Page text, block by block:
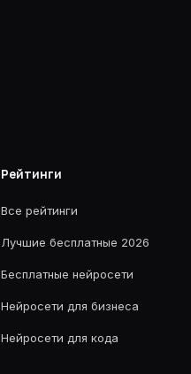
Рейтинги
Все рейтинги
Лучшие бесплатные 2026
Бесплатные нейросети
Нейросети для бизнеса
Нейросети для кода